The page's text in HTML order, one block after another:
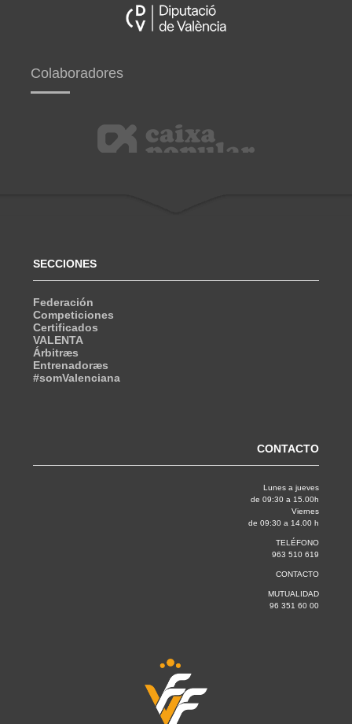
Colaboradores
SECCIONES
Federación
Competiciones
Certificados
VALENTA
Árbitræs
Entrenadoræs
#somValenciana
CONTACTO
Lunes a jueves
de 09:30 a 15.00h
Viernes
de 09:30 a 14.00 h
TELÉFONO
963 510 619
CONTACTO
MUTUALIDAD
96 351 60 00